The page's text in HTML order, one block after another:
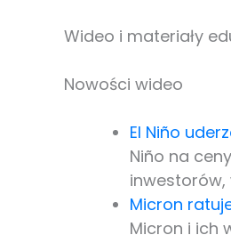
Wideo i materiały
Nowości wideo
El Niño
Niño na
inwestorów,
Micron
Micron i ich